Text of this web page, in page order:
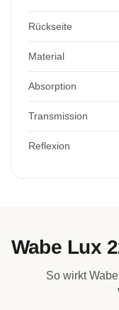
Rückseite
Material
Absorption
Transmission
Reflexion
Wabe Lux
So wirkt